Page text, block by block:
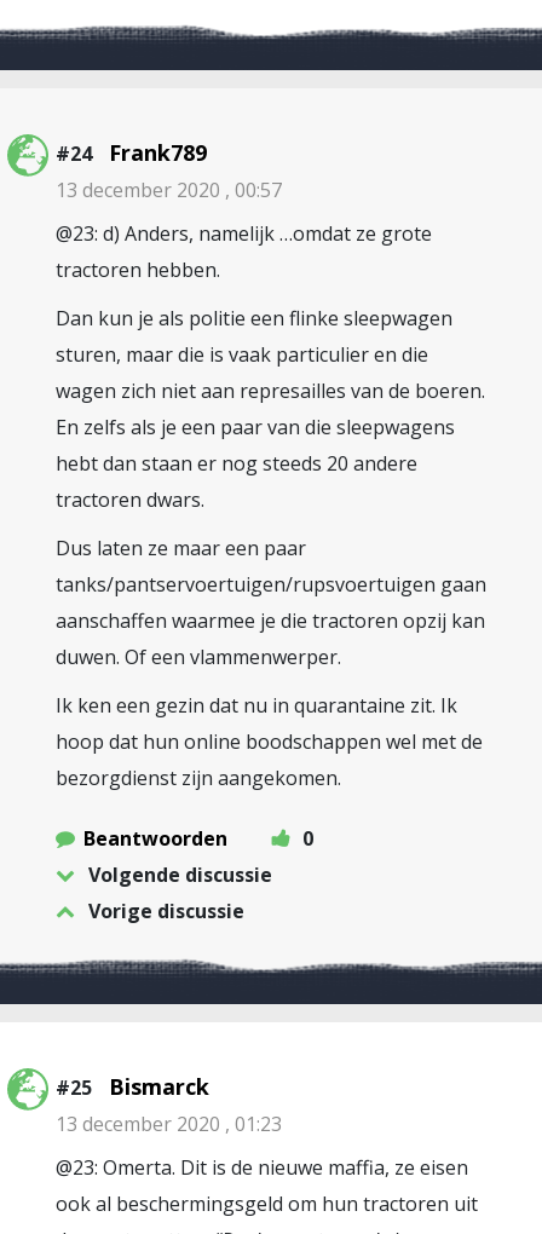
#24 Frank789
13 december 2020 , 00:57
@23: d) Anders, namelijk …omdat ze grote
tractoren hebben.
Dan kun je als politie een flinke sleepwagen
sturen, maar die is vaak particulier en die
wagen zich niet aan represailles van de boeren.
En zelfs als je een paar van die sleepwagens
hebt dan staan er nog steeds 20 andere
tractoren dwars.
Dus laten ze maar een paar
tanks/pantservoertuigen/rupsvoertuigen gaan
aanschaffen waarmee je die tractoren opzij kan
duwen. Of een vlammenwerper.
Ik ken een gezin dat nu in quarantaine zit. Ik
hoop dat hun online boodschappen wel met de
bezorgdienst zijn aangekomen.
Beantwoorden
0
Volgende discussie
Vorige discussie
#25 Bismarck
13 december 2020 , 01:23
@23: Omerta. Dit is de nieuwe maffia, ze eisen
ook al beschermingsgeld om hun tractoren uit